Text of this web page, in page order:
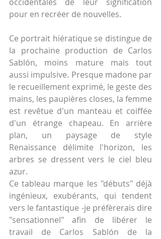
pour en recréer de nouvelles.
Ce portrait hiératique se distingue de
la prochaine production de Carlos
Sablón, moins mature mais tout
aussi impulsive. Presque madone par
le recueillement exprimé, le geste des
mains, les paupières closes, la femme
est revêtue d'un manteau et coiffée
d'un étrange chapeau. En arrière
plan, un paysage de style
Renaissance délimite l'horizon, les
arbres se dressent vers le ciel bleu
azur.
Ce tableau marque les "débuts" déjà
ingénieux, exubérants, qui tendent
vers le fantastique -je préfèrerais dire
"sensationnel" afin de libérer le
travail de Carlos Sablón de la